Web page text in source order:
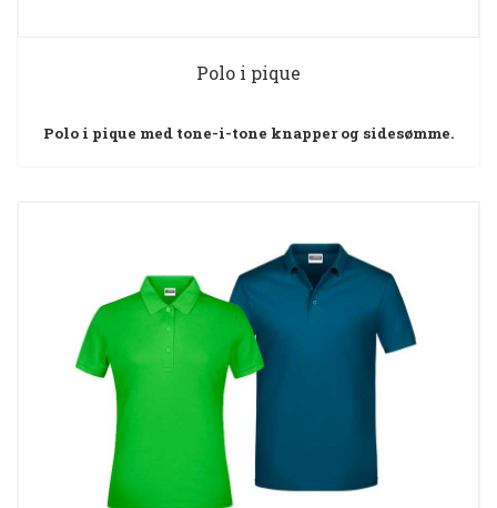
Polo i pique
Polo i pique med tone-i-tone knapper og sidesømme.